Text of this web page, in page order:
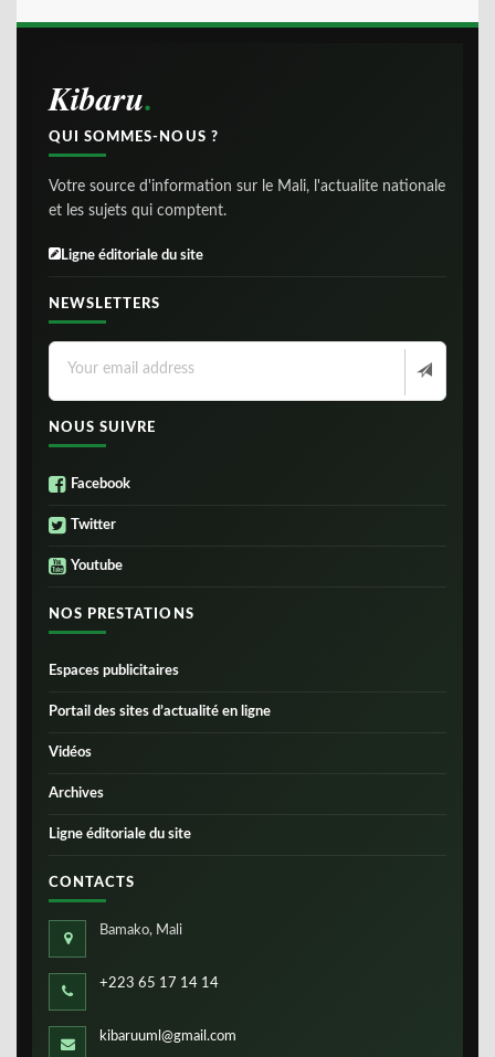
Kibaru
QUI SOMMES-NOUS ?
Votre source d'information sur le Mali, l'actualite nationale
et les sujets qui comptent.
Ligne éditoriale du site
NEWSLETTERS
NOUS SUIVRE
Facebook
Twitter
Youtube
NOS PRESTATIONS
Espaces publicitaires
Portail des sites d’actualité en ligne
Vidéos
Archives
Ligne éditoriale du site
CONTACTS
Bamako, Mali
+223 65 17 14 14
kibaruuml@gmail.com